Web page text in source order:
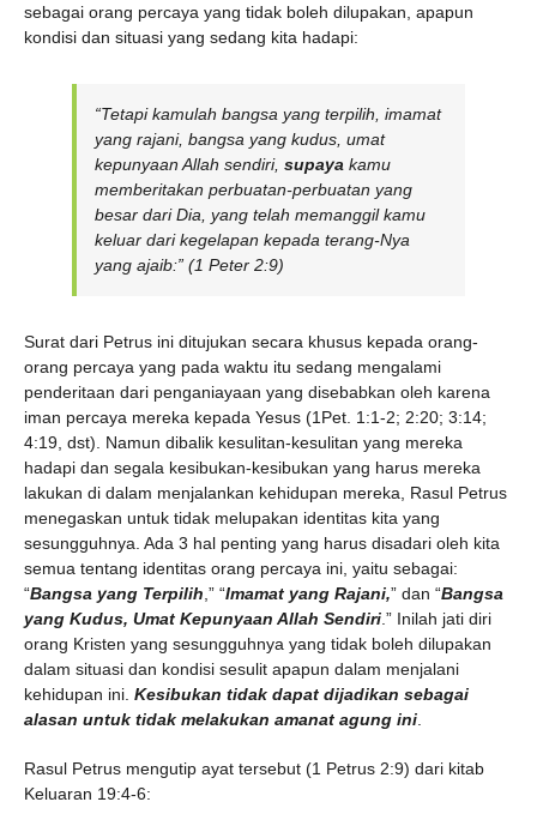
sebagai orang percaya yang tidak boleh dilupakan, apapun
kondisi dan situasi yang sedang kita hadapi:
“Tetapi kamulah bangsa yang terpilih, imamat
yang rajani, bangsa yang kudus, umat
kepunyaan Allah sendiri, supaya kamu
memberitakan perbuatan-perbuatan yang
besar dari Dia, yang telah memanggil kamu
keluar dari kegelapan kepada terang-Nya
yang ajaib:” (1 Peter 2:9)
Surat dari Petrus ini ditujukan secara khusus kepada orang-
orang percaya yang pada waktu itu sedang mengalami
penderitaan dari penganiayaan yang disebabkan oleh karena
iman percaya mereka kepada Yesus (1Pet. 1:1-2; 2:20; 3:14;
4:19, dst). Namun dibalik kesulitan-kesulitan yang mereka
hadapi dan segala kesibukan-kesibukan yang harus mereka
lakukan di dalam menjalankan kehidupan mereka, Rasul Petrus
menegaskan untuk tidak melupakan identitas kita yang
sesungguhnya. Ada 3 hal penting yang harus disadari oleh kita
semua tentang identitas orang percaya ini, yaitu sebagai:
“Bangsa yang Terpilih ,” “Imamat yang Rajani,” dan “Bangsa
yang Kudus, Umat Kepunyaan Allah Sendiri .” Inilah jati diri
orang Kristen yang sesungguhnya yang tidak boleh dilupakan
dalam situasi dan kondisi sesulit apapun dalam menjalani
kehidupan ini. Kesibukan tidak dapat dijadikan sebagai
alasan untuk tidak melakukan amanat agung ini
Rasul Petrus mengutip ayat tersebut (1 Petrus 2:9) dari kitab
Keluaran 19:4-6: